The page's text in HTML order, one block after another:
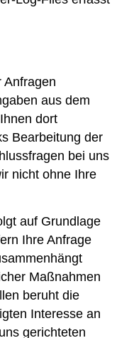
Anfragen
aus dem
dort
Bearbeitung der
bei uns
nicht ohne Ihre
auf Grundlage
Ihre Anfrage
Maßnahmen
beruht die
Interesse an
gerichteten